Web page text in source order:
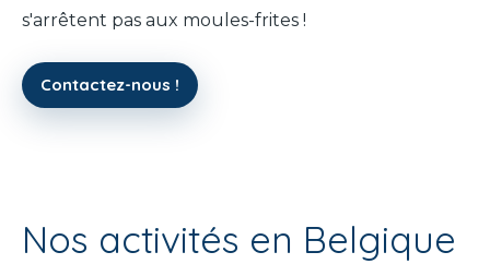
s'arrêtent pas aux moules-frites !
Contactez-nous !
Nos activités en Belgique